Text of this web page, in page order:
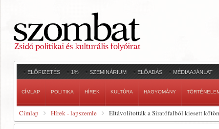
ELŐFIZETÉS 1% SZEMINÁRIUM ELŐADÁS MÉDIAAJÁNLAT
CÍMLAP POLITIKA HÍREK KULTÚRA HAGYOMÁNY
Címlap Hírek - lapszemle Eltávolították a Siratófalból kiesett